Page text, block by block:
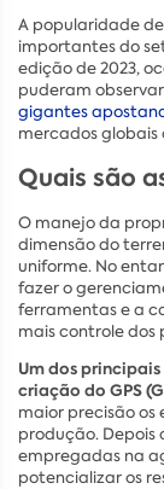
A popularidade
importantes do
edição de 2023,
puderam
gigantes
mercados globais
Quais são
O manejo da
dimensão do
uniforme. No
fazer o
ferramentas e a
mais controle dos
Um dos
criação do GPS
maior precisão
produção. Depois
empregadas na
potencializar os